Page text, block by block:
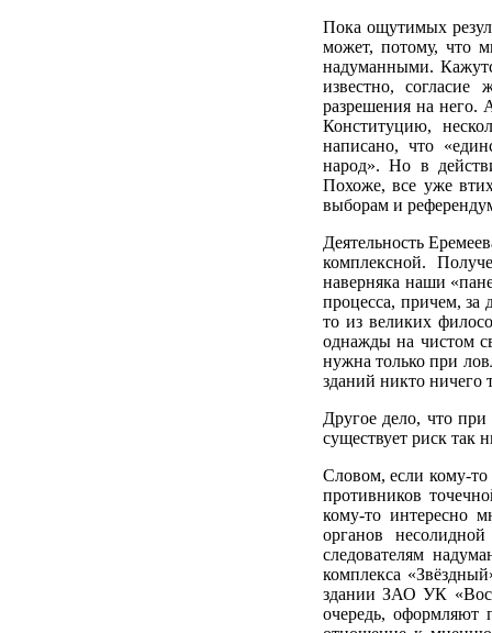
Пока ощутимых
может, потому, что
надуманными.
известно, согласие
разрешения на него.
Конституцию,
написано, что
народ». Но в
Похоже, все уже
выборам и
Деятельность
комплексной.
наверняка наши
процесса, причем, за
то из великих
однажды на чистом
нужна только при
зданий никто
Другое дело, что при
существует риск так
Словом, если кому-
противников
кому-то интересно
органов
следователям
комплекса
здании ЗАО УК
очередь, оформляют